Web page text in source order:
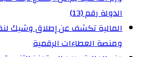
الدولة رقم (13)
المالية تكشف عن إطلاق وشيك
ومنصة العطاءات الرقمية